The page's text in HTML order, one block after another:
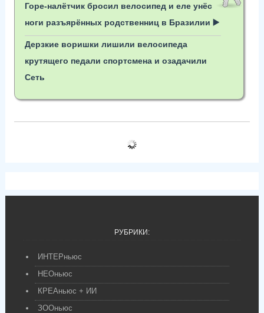
Горе-налётчик бросил велосипед и еле унёс
ноги разъярённых родственниц в Бразилии ▶️
Дерзкие воришки лишили велосипеда
крутящего педали спортсмена и озадачили
Сеть
РУБРИКИ:
ИНТЕРньюс
НЕОньюс
КРЕАньюс + ИИ
ЗООньюс